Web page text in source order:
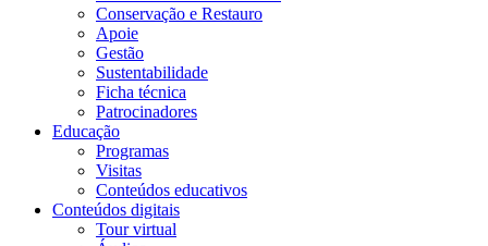
Conservação e Restauro
Apoie
Gestão
Sustentabilidade
Ficha técnica
Patrocinadores
Educação
Programas
Visitas
Conteúdos educativos​
Conteúdos digitais
Tour virtual